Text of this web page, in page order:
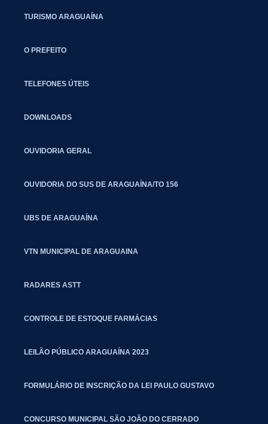
TURISMO ARAGUAÍNA
O PREFEITO
TELEFONES ÚTEIS
DOWNLOADS
OUVIDORIA GERAL
OUVIDORIA DO SUS DE ARAGUAÍNA/TO 156
UBS DE ARAGUAÍNA
VTN MUNICIPAL DE ARAGUAINA
RADARES ASTT
CONTROLE DE ESTOQUE FARMÁCIAS
LEILÃO PÚBLICO ARAGUAÍNA 2023
FORMULÁRIO DE INSCRIÇÃO DA LEI PAULO GUSTAVO
CONCURSO MUNICIPAL SÃO JOÃO DO CERRADO